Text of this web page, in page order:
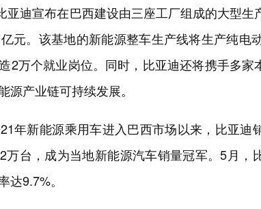
亚迪宣布在巴西建设由三座工厂组成的大型
元。该基地的新能源整车生产线将生产纯电
2万个就业岗位。同时，比亚迪还将携手多
源产业链可持续发展。
年新能源乘用车进入巴西市场以来，比亚迪
万台，成为当地新能源汽车销量冠军。5月，
达9.7%。